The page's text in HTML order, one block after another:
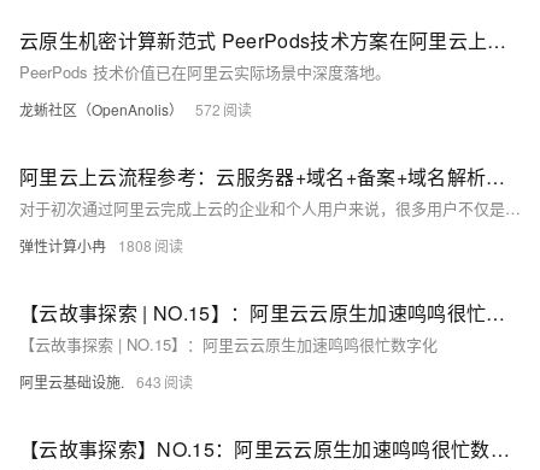
云原生机密计算新范式 PeerPods技术方案在阿里云上的落地和实践
PeerPods 技术价值已在阿里云实际场景中深度落地。
龙蜥社区（OpenAnolis） 572
阿里云上云流程参考：云服务器+域名+备案+域名解析绑定，全流程图文详解
对于初次通过阿里云完成上云的企业和个人用户来说，很多用户不仅是需要选购云服务器，同时还需要注册域名以及完成备案和域名的解析相关流程，从而实现网站的上线。本文将以上云操作流程为核心，结合阿里云的活动政策与用户系统梳理云服务器选购、域名注册、备案申请及域名绑定四大关键环节，以供用户完成线上业务部署做出参考。
弹性计算小冉 1808
【云故事探索 | NO.15】：阿里云云原生加速鸣鸣很忙数字化
【云故事探索 | NO.15】：阿里云云原生加速鸣鸣很忙数字化
阿里云基础设施. 643
【云故事探索】NO.15：阿里云云原生加速鸣鸣很忙数字化